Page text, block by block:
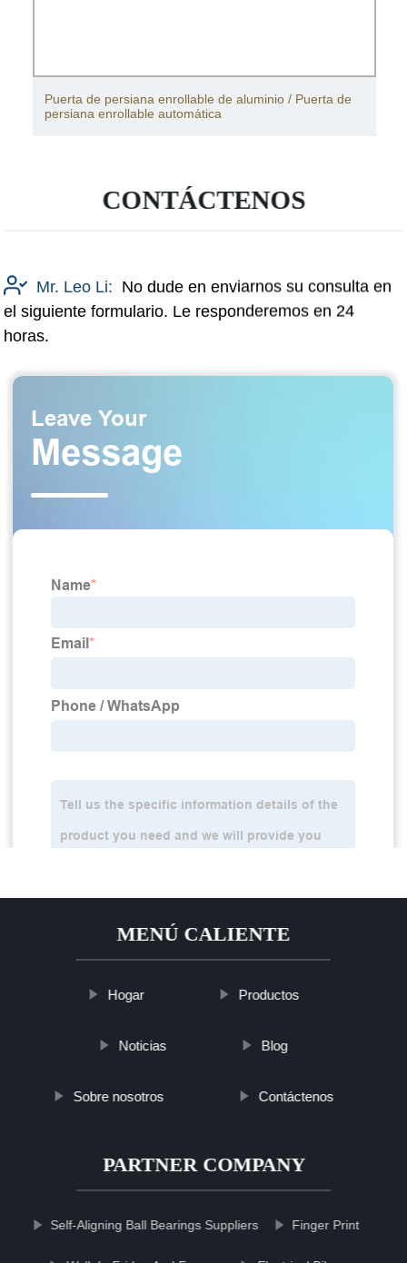
Puerta de persiana enrollable de aluminio / Puerta de
persiana enrollable automática
CONTÁCTENOS
Mr. Leo Li: No dude en enviarnos su consulta en
el siguiente formulario. Le responderemos en 24
horas.
MENÚ CALIENTE
Hogar Productos
Noticias Blog
Sobre nosotros Contáctenos
PARTNER COMPANY
Self-Aligning Ball Bearings Suppliers Finger Print